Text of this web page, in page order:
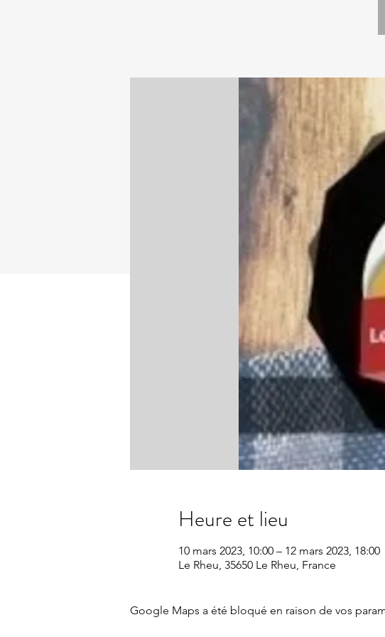
Heure et lieu
10 mars 2023, 10:00 – 12 mars 2023, 18:00
Le Rheu, 35650 Le Rheu, France
Google Maps a été bloqué en raison de vos